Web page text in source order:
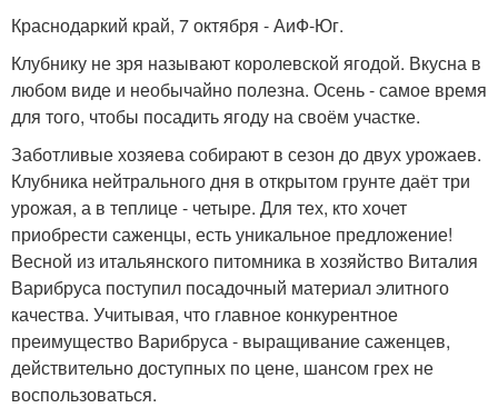
Краснодаркий край, 7 октября - АиФ-Юг.
Клубнику не зря называют королевской ягодой. Вкусна в
любом виде и необычайно полезна. Осень - самое время
для того, чтобы посадить ягоду на своём участке.
Заботливые хозяева собирают в сезон до двух урожаев.
Клубника нейтрального дня в открытом грунте даёт три
урожая, а в теплице - четыре. Для тех, кто хочет
приобрести саженцы, есть уникальное предложение!
Весной из итальянского питомника в хозяйство Виталия
Варибруса поступил посадочный материал элитного
качества. Учитывая, что главное конкурентное
преимущество Варибруса - выращивание саженцев,
действительно доступных по цене, шансом грех не
воспользоваться.